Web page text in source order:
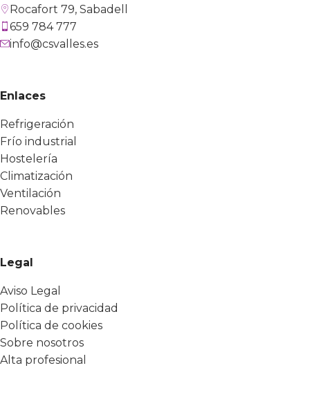
Rocafort 79, Sabadell
659 784 777
info@csvalles.es
Enlaces
Refrigeración
Frío industrial
Hostelería
Climatización
Ventilación
Renovables
Legal
Aviso Legal
Política de privacidad
Política de cookies
Sobre nosotros
Alta profesional